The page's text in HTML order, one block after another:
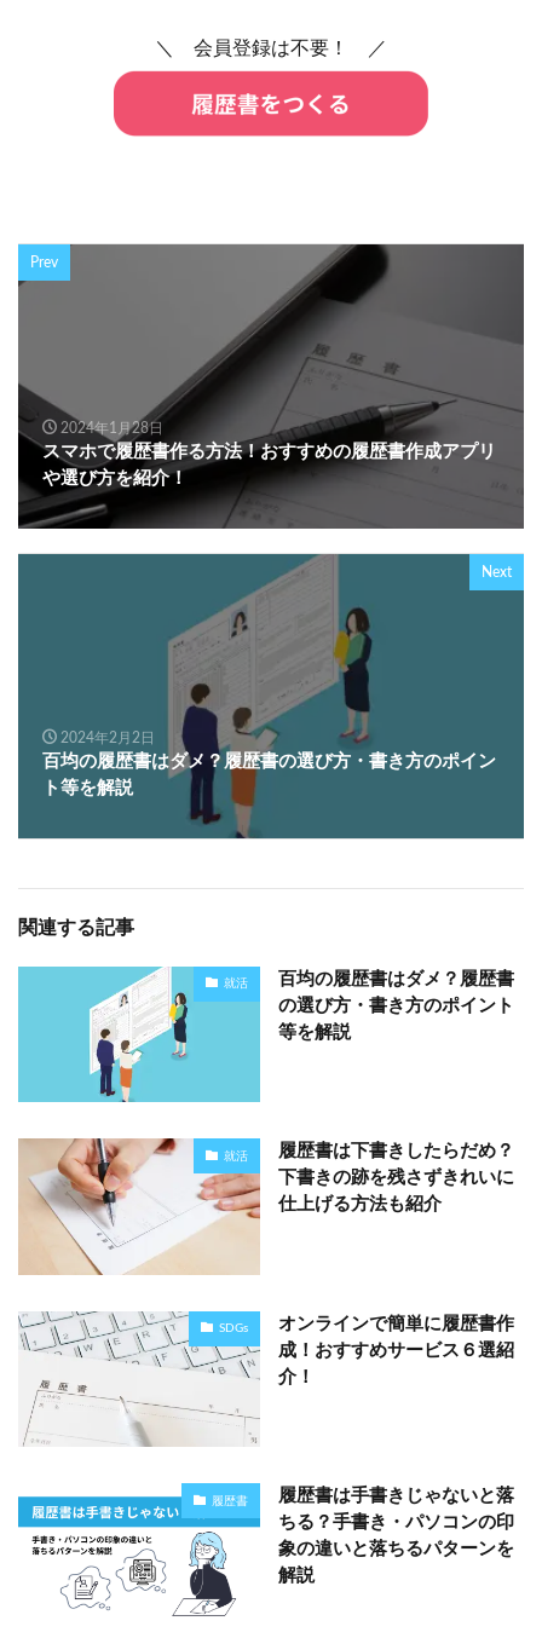
＼ 会員登録は不要！ ／
Prev
2024年1月28日
スマホで履歴書作る方法！おすすめの履歴書作成アプリ
や選び方を紹介！
Next
2024年2月2日
百均の履歴書はダメ？履歴書の選び方・書き方のポイン
ト等を解説
関連する記事
就活
百均の履歴書はダメ？履歴書
の選び方・書き方のポイント
等を解説
就活
履歴書は下書きしたらだめ？
下書きの跡を残さずきれいに
仕上げる方法も紹介
SDGs
オンラインで簡単に履歴書作
成！おすすめサービス６選紹
介！
履歴書
履歴書は手書きじゃないと落
ちる？手書き・パソコンの印
象の違いと落ちるパターンを
解説